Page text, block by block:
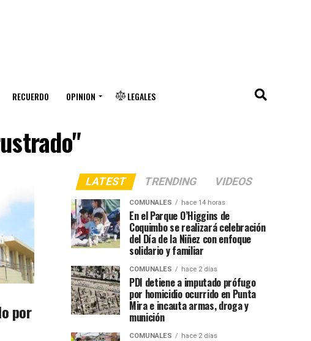
RECUERDO OPINION LEGALES
por
LATEST TRENDING VIDEOS
COMUNALES hace 14 horas
En el Parque O’Higgins de
Coquimbo se realizará celebración
del Día de la Niñez con enfoque
solidario y familiar
COMUNALES hace 2 días
PDI detiene a imputado prófugo
por homicidio ocurrido en Punta
Mira e incauta armas, droga y
munición
COMUNALES hace 2 días